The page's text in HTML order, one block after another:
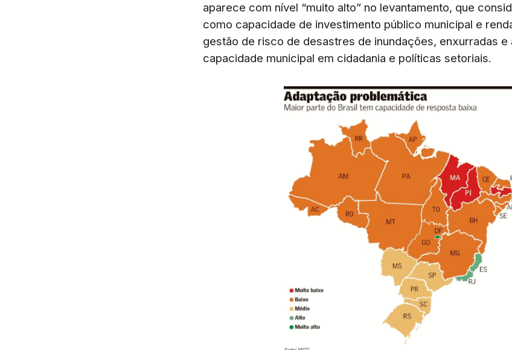
aparece com nível “muito alto” no levantamento, que
como capacidade de investimento público municipal e
gestão de risco de desastres de inundações, enxurradas e
capacidade municipal em cidadania e políticas setoriais.